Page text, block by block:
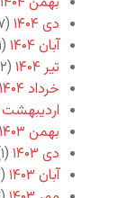
دی ۱۴۰۴
(۲۷)
آبان ۱۴۰۴
(۱)
تیر ۱۴۰۴
(۲۲)
خرداد ۱۴۰۴
اردیبهشت ۱۴۰۴
بهمن ۱۴۰۳
دی ۱۴۰۳
(۱)
آبان ۱۴۰۳
(۳)